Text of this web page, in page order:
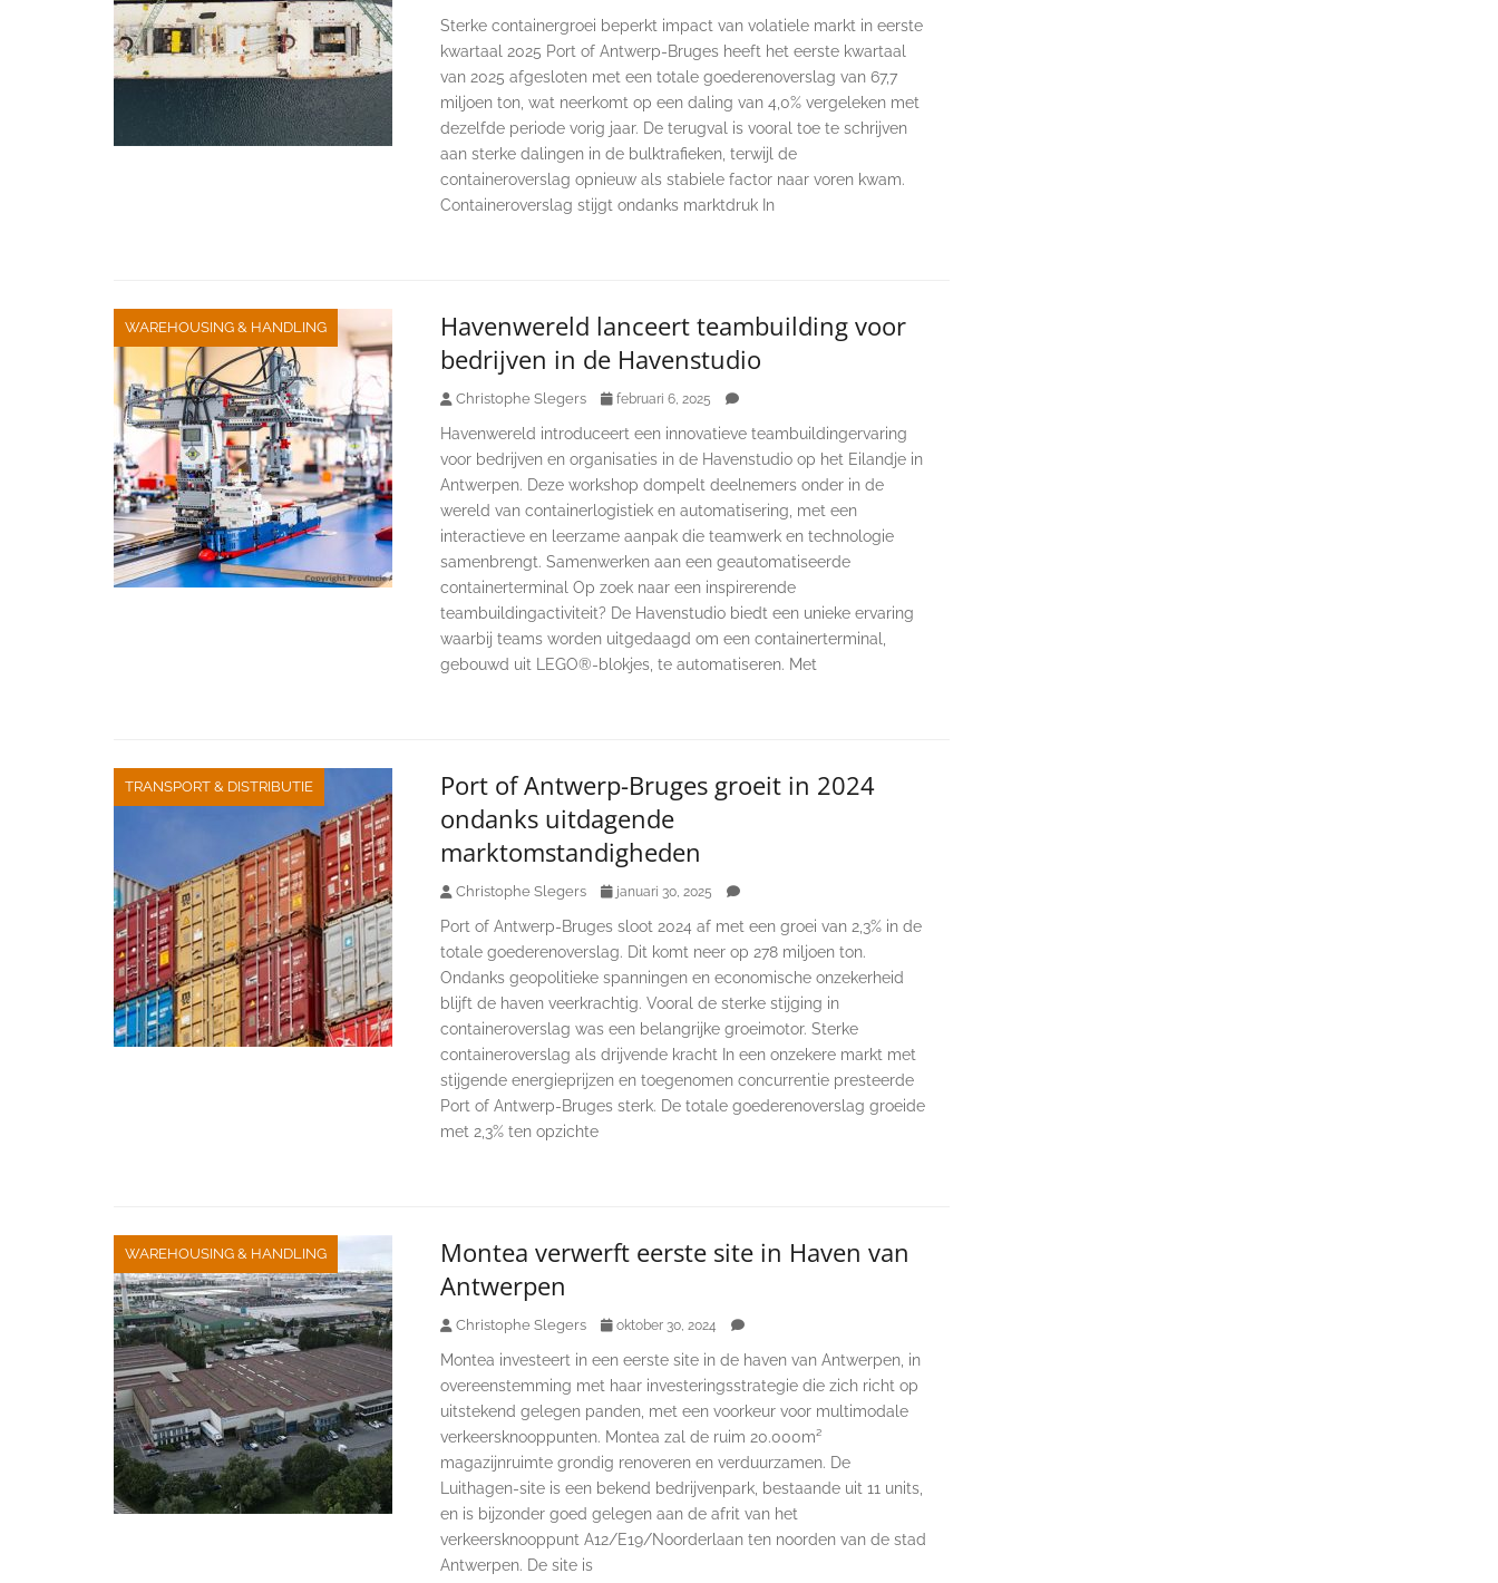
Sterke containergroei beperkt impact van volatiele markt in eerste
kwartaal 2025 Port of Antwerp-Bruges heeft het eerste kwartaal
van 2025 afgesloten met een totale goederenoverslag van 67,7
miljoen ton, wat neerkomt op een daling van 4,0% vergeleken met
dezelfde periode vorig jaar. De terugval is vooral toe te schrijven
aan sterke dalingen in de bulktrafieken, terwijl de
containeroverslag opnieuw als stabiele factor naar voren kwam.
Containeroverslag stijgt ondanks marktdruk In
WAREHOUSING & HANDLING
Havenwereld lanceert teambuilding voor
bedrijven in de Havenstudio
Christophe Slegers februari 6, 2025
Havenwereld introduceert een innovatieve teambuildingervaring
voor bedrijven en organisaties in de Havenstudio op het Eilandje in
Antwerpen. Deze workshop dompelt deelnemers onder in de
wereld van containerlogistiek en automatisering, met een
interactieve en leerzame aanpak die teamwerk en technologie
samenbrengt. Samenwerken aan een geautomatiseerde
containerterminal Op zoek naar een inspirerende
teambuildingactiviteit? De Havenstudio biedt een unieke ervaring
waarbij teams worden uitgedaagd om een containerterminal,
gebouwd uit LEGO®-blokjes, te automatiseren. Met
TRANSPORT & DISTRIBUTIE
Port of Antwerp-Bruges groeit in 2024
ondanks uitdagende
marktomstandigheden
Christophe Slegers januari 30, 2025
Port of Antwerp-Bruges sloot 2024 af met een groei van 2,3% in de
totale goederenoverslag. Dit komt neer op 278 miljoen ton.
Ondanks geopolitieke spanningen en economische onzekerheid
blijft de haven veerkrachtig. Vooral de sterke stijging in
containeroverslag was een belangrijke groeimotor. Sterke
containeroverslag als drijvende kracht In een onzekere markt met
stijgende energieprijzen en toegenomen concurrentie presteerde
Port of Antwerp-Bruges sterk. De totale goederenoverslag groeide
met 2,3% ten opzichte
WAREHOUSING & HANDLING
Montea verwerft eerste site in Haven van
Antwerpen
Christophe Slegers oktober 30, 2024
Montea investeert in een eerste site in de haven van Antwerpen, in
overeenstemming met haar investeringsstrategie die zich richt op
uitstekend gelegen panden, met een voorkeur voor multimodale
verkeersknooppunten. Montea zal de ruim 20.000m²
magazijnruimte grondig renoveren en verduurzamen. De
Luithagen-site is een bekend bedrijvenpark, bestaande uit 11 units,
en is bijzonder goed gelegen aan de afrit van het
verkeersknooppunt A12/E19/Noorderlaan ten noorden van de stad
Antwerpen. De site is